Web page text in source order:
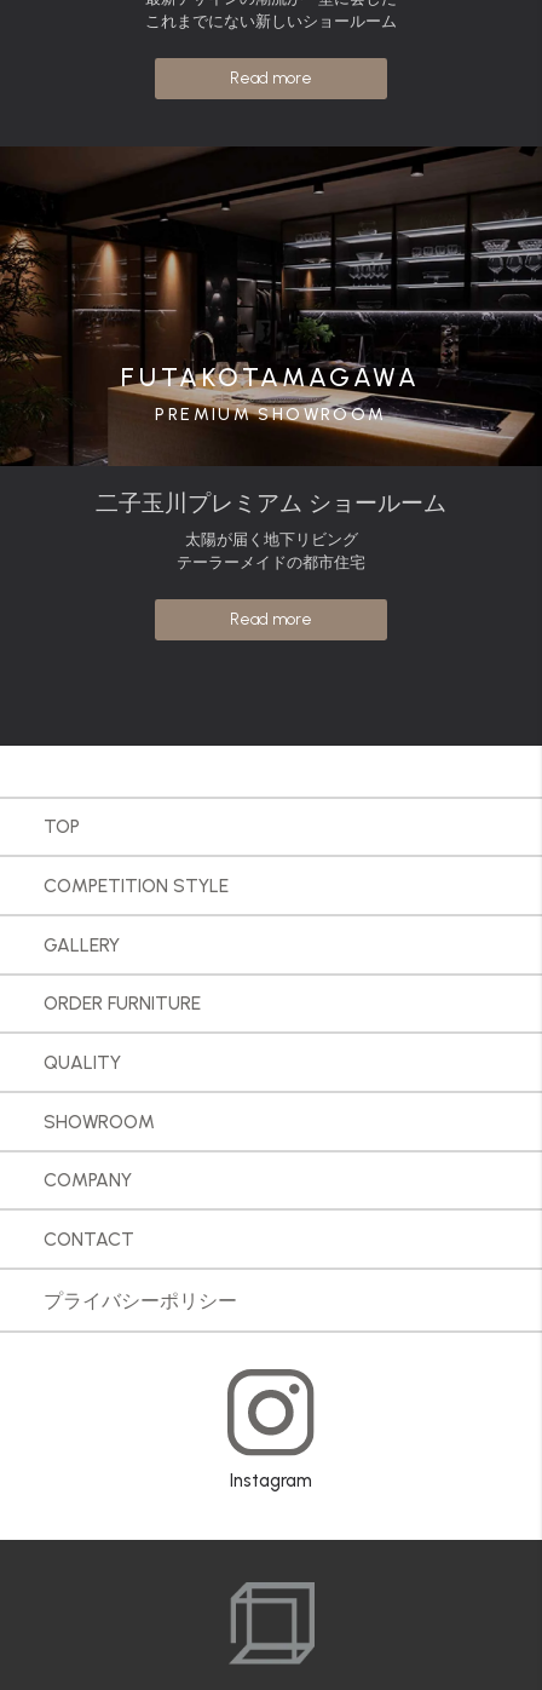
これまでにない新しいショールーム
Read more
FUTAKOTAMAGAWA
PREMIUM SHOWROOM
二子玉川プレミアム ショールーム
太陽が届く地下リビング
テーラーメイドの都市住宅
Read more
TOP
COMPETITION STYLE
GALLERY
ORDER FURNITURE
QUALITY
SHOWROOM
COMPANY
CONTACT
プライバシーポリシー
Instagram